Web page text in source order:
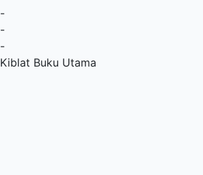
-
-
-
Kiblat Buku Utama